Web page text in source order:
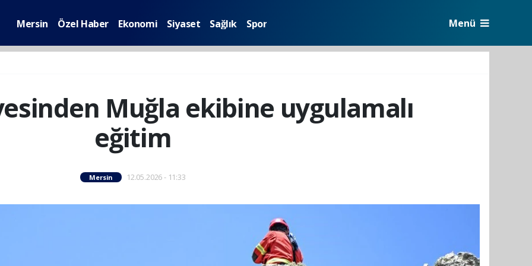
Mersin Özel Haber Ekonomi Siyaset Sağlık Spor Menü
Muğla ekibine uygulamalı
eğitim
Mersin 12.05.2026 - 11:33